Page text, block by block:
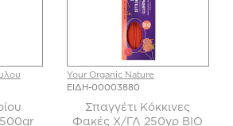
Your Organic Nature
ΕΙΔΗ-00003880
Σπαγγέτι Κόκκινες
Φακές Χ/ΓΛ 250γρ ΒΙΟ